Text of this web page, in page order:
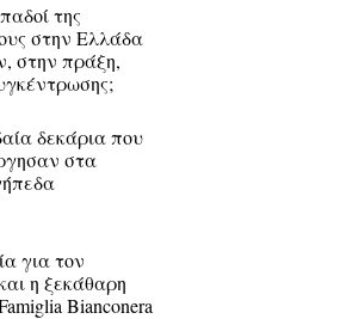
της
στην Ελλάδα
στην πράξη,
δεκάρια που
στα
για τον
η ξεκάθαρη
Bianconera